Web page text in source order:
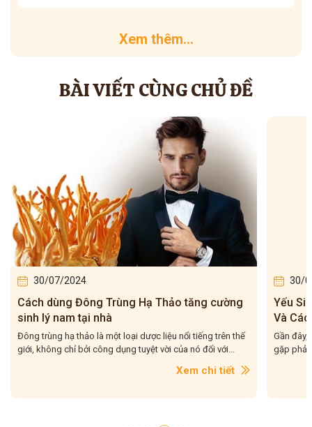
Xem thêm...
BÀI VIẾT CÙNG CHỦ ĐỀ
30/07/2024
Cách dùng Đông Trùng Hạ Thảo tăng cường
sinh lý nam tại nhà
Đông trùng hạ thảo là một loại dược liệu nổi tiếng trên thế
giới, không chỉ bởi công dụng tuyệt vời của nó đối với...
Xem chi tiết
30/
Yếu
Và
Gần đây,
gặp